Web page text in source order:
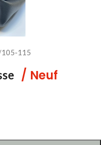
105-115
/ Neuf